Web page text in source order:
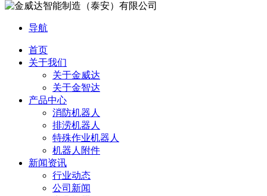
导航
首页
关于我们
关于金威达
关于金智达
产品中心
消防机器人
排涝机器人
特殊作业机器人
机器人附件
新闻资讯
行业动态
公司新闻